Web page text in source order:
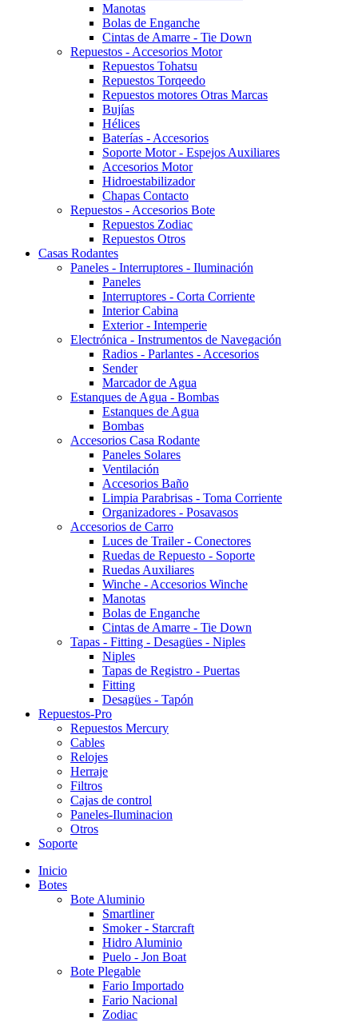
Manotas
Bolas de Enganche
Cintas de Amarre - Tie Down
Repuestos - Accesorios Motor
Repuestos Tohatsu
Repuestos Torqeedo
Repuestos motores Otras Marcas
Bujías
Hélices
Baterías - Accesorios
Soporte Motor - Espejos Auxiliares
Accesorios Motor
Hidroestabilizador
Chapas Contacto
Repuestos - Accesorios Bote
Repuestos Zodiac
Repuestos Otros
Casas Rodantes
Paneles - Interruptores - Iluminación
Paneles
Interruptores - Corta Corriente
Interior Cabina
Exterior - Intemperie
Electrónica - Instrumentos de Navegación
Radios - Parlantes - Accesorios
Sender
Marcador de Agua
Estanques de Agua - Bombas
Estanques de Agua
Bombas
Accesorios Casa Rodante
Paneles Solares
Ventilación
Accesorios Baño
Limpia Parabrisas - Toma Corriente
Organizadores - Posavasos
Accesorios de Carro
Luces de Trailer - Conectores
Ruedas de Repuesto - Soporte
Ruedas Auxiliares
Winche - Accesorios Winche
Manotas
Bolas de Enganche
Cintas de Amarre - Tie Down
Tapas - Fitting - Desagües - Niples
Niples
Tapas de Registro - Puertas
Fitting
Desagües - Tapón
Repuestos-Pro
Repuestos Mercury
Cables
Relojes
Herraje
Filtros
Cajas de control
Paneles-Iluminacion
Otros
Soporte
Inicio
Botes
Bote Aluminio
Smartliner
Smoker - Starcraft
Hidro Aluminio
Puelo - Jon Boat
Bote Plegable
Fario Importado
Fario Nacional
Zodiac